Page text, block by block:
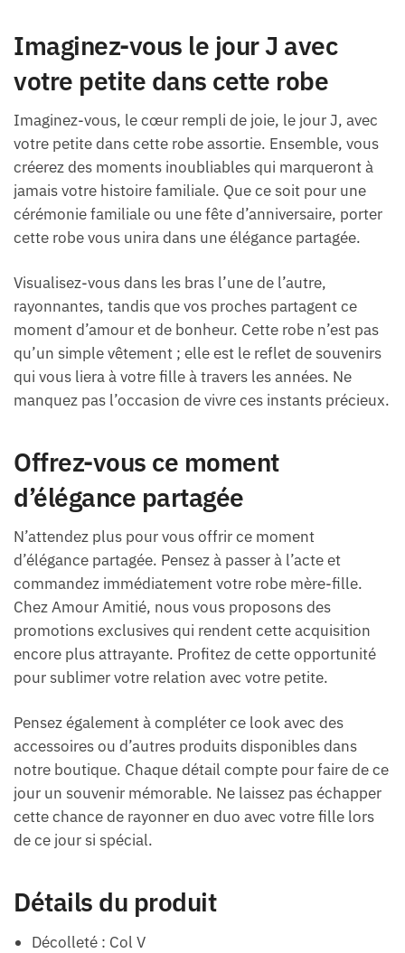
Imaginez-vous le jour J avec
votre petite dans cette robe
Imaginez-vous, le cœur rempli de joie, le jour J, avec
votre petite dans cette robe assortie. Ensemble, vous
créerez des moments inoubliables qui marqueront à
jamais votre histoire familiale. Que ce soit pour une
cérémonie familiale ou une fête d’anniversaire, porter
cette robe vous unira dans une élégance partagée.
Visualisez-vous dans les bras l’une de l’autre,
rayonnantes, tandis que vos proches partagent ce
moment d’amour et de bonheur. Cette robe n’est pas
qu’un simple vêtement ; elle est le reflet de souvenirs
qui vous liera à votre fille à travers les années. Ne
manquez pas l’occasion de vivre ces instants précieux.
Offrez-vous ce moment
d’élégance partagée
N’attendez plus pour vous offrir ce moment
d’élégance partagée. Pensez à passer à l’acte et
commandez immédiatement votre robe mère-fille.
Chez Amour Amitié, nous vous proposons des
promotions exclusives qui rendent cette acquisition
encore plus attrayante. Profitez de cette opportunité
pour sublimer votre relation avec votre petite.
Pensez également à compléter ce look avec des
accessoires ou d’autres produits disponibles dans
notre boutique. Chaque détail compte pour faire de ce
jour un souvenir mémorable. Ne laissez pas échapper
cette chance de rayonner en duo avec votre fille lors
de ce jour si spécial.
Détails du produit
Décolleté : Col V